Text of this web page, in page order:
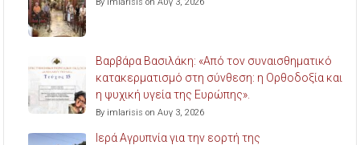
Βαρβάρα Βασιλάκη: «Από τον συναισθηματικό
κατακερματισμό στη σύνθεση: η Ορθοδοξία και
η ψυχική υγεία της Ευρώπης».
By imlarisis on Αυγ 3, 2026
Ιερά Αγρυπνία για την εορτή της